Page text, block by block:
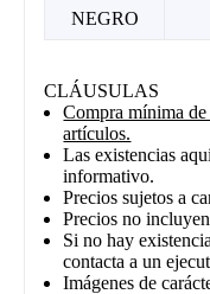
NEGRO
CLÁUSULAS
Compra mínima
artículos.
Las existencias
informativo.
Precios sujetos a
Precios no
Si no hay
contacta a un
Imágenes de